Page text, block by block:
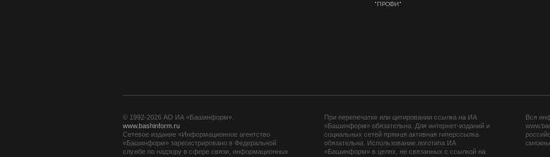
"ПРОФИ"
© 1992-2026 АО ИА «Башинформ».
www.bashinform.ru
Сетевое издание «Информационное агентство
«Башинформ» зарегистрировано в Федеральной
службе по надзору в сфере связи, информационных
При перепечатке или цитировании ссылка на ИА
«Башинформ» обязательна. Для интернет-изданий и
социальных сетей прямая активная гиперссылка
обязательна. Использование логотипа ИА
«Башинформ» в целях, не связанных с ссылкой на
Вся